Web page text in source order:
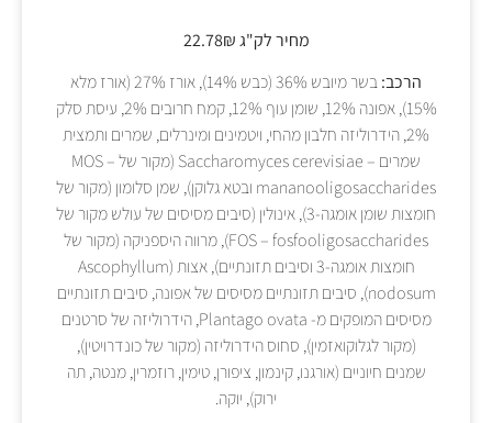
מחיר לק"ג 22.78₪
הרכב:
בשר מיובש 36% (כבש 14%), אורז 27% (אורז מלא
15%), אפונה 12%, שומן עוף 12%, קמח חרובים 2%, עיסת סלק
2%, הידרוליזה חלבון מהחי, ויטמינים ומינרלים, שמרים ותמצית
שמרים – Saccharomyces cerevisiae (מקור של MOS –
mananooligosaccharides ובטא גלוקן), שמן סלומון (מקור של
חומצות שומן אומגה-3), אינולין (סיבים מסיסים של עולש מקור של
FOS – fosfooligosaccharides), מרווה היספניקה (מקור של
חומצות אומגה-3 וסיבים תזונתיים), אצות (Ascophyllum
nodosum), סיבים תזונתיים מסיסים של אפונה, סיבים תזונתיים
מסיסים המופקים מ- Plantago ovata, הידרוליזה של סרטנים
(מקור לגלוקואזמין), סחוס הידרוליזה (מקור של כונדרויטין),
שמנים חיוניים (אורגנו, קינמון, ציפורן, טימין, רוזמרין, מנטה, תה
ירוק), יוקה.